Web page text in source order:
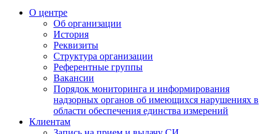
О центре
Об организации
История
Реквизиты
Структура организации
Референтные группы
Вакансии
Порядок мониторинга и информирования
надзорных органов об имеющихся нарушениях в
области обеспечения единства измерений
Клиентам